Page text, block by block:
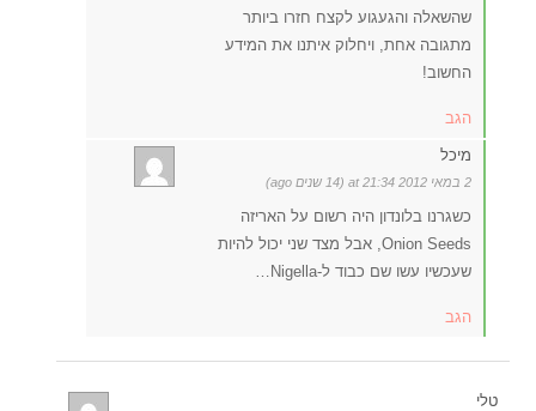
שהשאלה והגעגוע לקצח חזרו ביותר
מתגובה אחת, ויחלוק איתנו את המידע
החשוב!
הגב
מיכל
2 במאי 2012 at 21:34 (14 שנים ago)
כשגרנו בלונדון היה רשום על האריזה
Onion Seeds, אבל מצד שני יכול להיות
שעכשיו עשו שם כבוד ל-Nigella…
הגב
טלי